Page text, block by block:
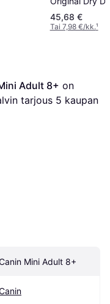
4 kg
45,68 €
Tai 7,98 €/kk.¹
Adult 8+
tarjous 5 kaupan
Mini Adult 8+